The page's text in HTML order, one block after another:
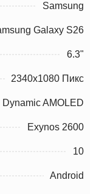
Samsung
Galaxy S26
6.3"
2340x1080 Пикс
Dynamic AMOLED
Exynos 2600
10
Android